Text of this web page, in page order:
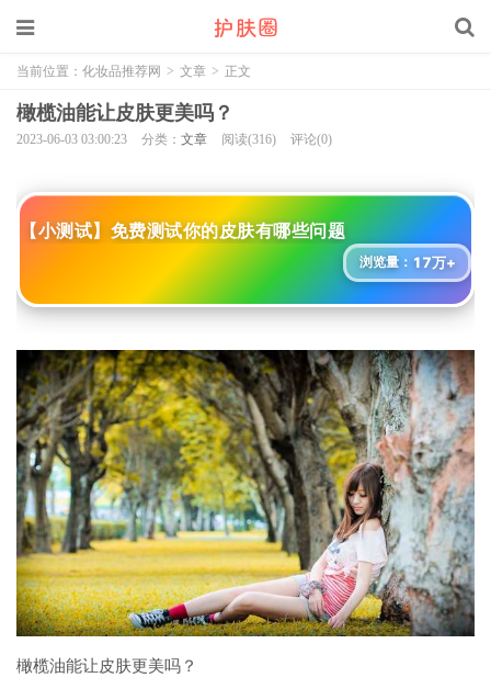
当前位置： 化妆品推荐网 > 文章 > 正文
橄榄油能让皮肤更美吗？
2023-06-03 03:00:23 分类： 文章 阅读(316) 评论(0)
【小测试】免费测试你的皮肤有哪些问题
浏览量： 17万+
橄榄油能让皮肤更美吗？